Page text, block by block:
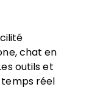
chat en
outils et
réel